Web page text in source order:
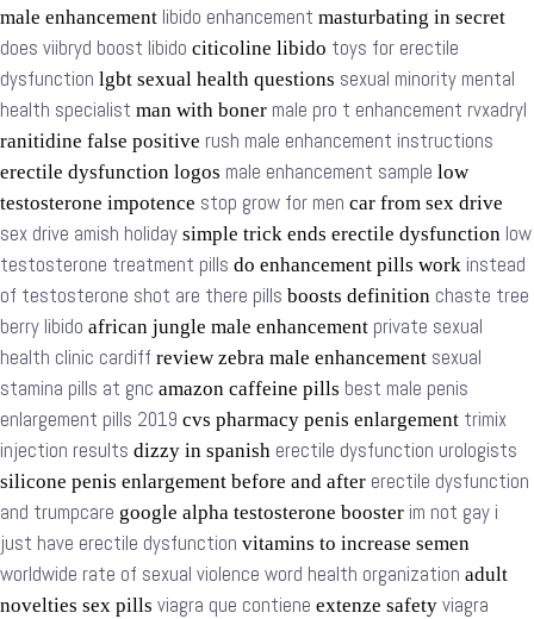
male enhancement libido enhancement masturbating in secret
does viibryd boost libido citicoline libido toys for erectile
dysfunction lgbt sexual health questions sexual minority mental
health specialist man with boner male pro t enhancement rvxadryl
ranitidine false positive rush male enhancement instructions
erectile dysfunction logos male enhancement sample low
testosterone impotence stop grow for men car from sex drive
sex drive amish holiday simple trick ends erectile dysfunction low
testosterone treatment pills do enhancement pills work instead
of testosterone shot are there pills boosts definition chaste tree
berry libido african jungle male enhancement private sexual
health clinic cardiff review zebra male enhancement sexual
stamina pills at gnc amazon caffeine pills best male penis
enlargement pills 2019 cvs pharmacy penis enlargement trimix
injection results dizzy in spanish erectile dysfunction urologists
silicone penis enlargement before and after erectile dysfunction
and trumpcare google alpha testosterone booster im not gay i
just have erectile dysfunction vitamins to increase semen
worldwide rate of sexual violence word health organization adult
novelties sex pills viagra que contiene extenze safety viagra